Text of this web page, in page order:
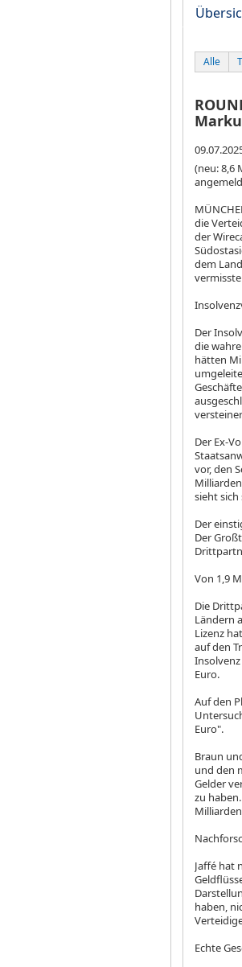
Alle
(neu: 8,6
die
der
dem
Der
die
hätten
Der Ex-
vor, den
sieht sich
Der
Der
Von 1,9
Die
Ländern
Lizenz
auf den
Euro.
Auf den
Euro".
Braun
und den
Gelder
zu
Jaffé hat
haben,
Echte